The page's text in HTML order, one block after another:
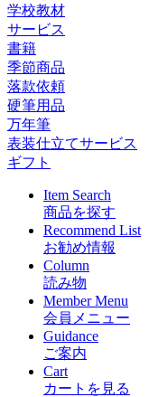
学校教材
サービス
書籍
季節商品
落款依頼
硬筆用品
万年筆
表装仕立てサービス
ギフト
Item Search
商品を探す
Recommend List
お勧め情報
Column
読み物
Member Menu
会員メニュー
Guidance
ご案内
Cart
カートを見る